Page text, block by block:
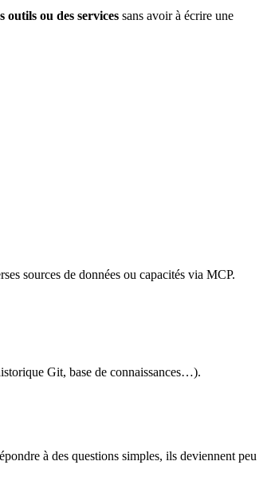
ou des services sans avoir à écrire une
sources de données ou capacités via MCP.
Git, base de connaissances…).
à des questions simples, ils deviennent peu